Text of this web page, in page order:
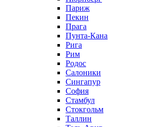
Париж
Пекин
Прага
Пунта-Кана
Рига
Рим
Родос
Салоники
Сингапур
София
Стамбул
Стокгольм
Таллин